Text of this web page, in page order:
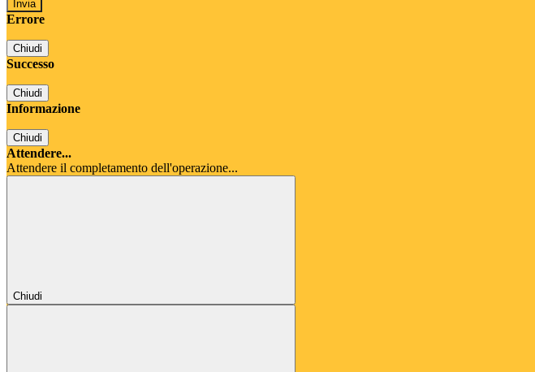
Errore
Chiudi
Successo
Chiudi
Informazione
Chiudi
Attendere...
Attendere il completamento dell'operazione...
Chiudi